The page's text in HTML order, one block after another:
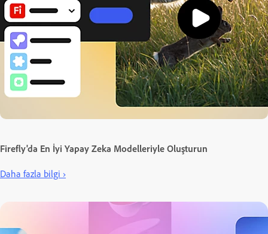
Firefly'da En İyi Yapay Zeka Modelleriyle Oluşturun
Daha fazla bilgi ›